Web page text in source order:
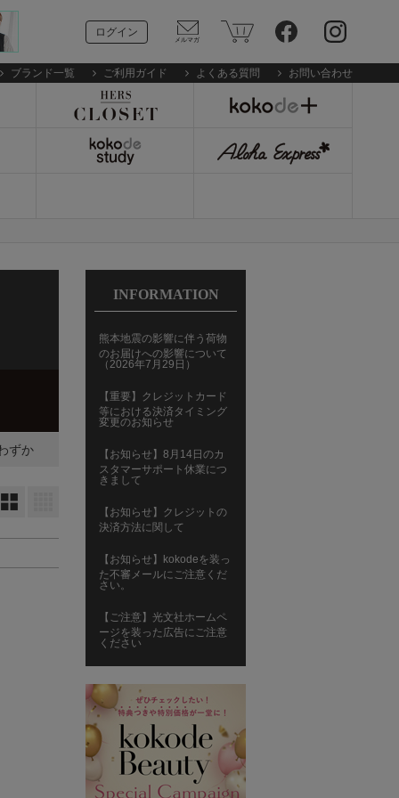
ログイン
ブランド一覧 ご利用ガイド よくある質問 お問い合わせ
ずか
INFORMATION
熊本地震の影響に伴う荷物
のお届けへの影響について
（2026年7月29日）
【重要】クレジットカード
等における決済タイミング
変更のお知らせ
【お知らせ】8月14日のカ
スタマーサポート休業につ
きまして
【お知らせ】クレジットの
決済方法に関して
【お知らせ】kokodeを装っ
た不審メールにご注意くだ
さい。
【ご注意】光文社ホームペ
ージを装った広告にご注意
ください